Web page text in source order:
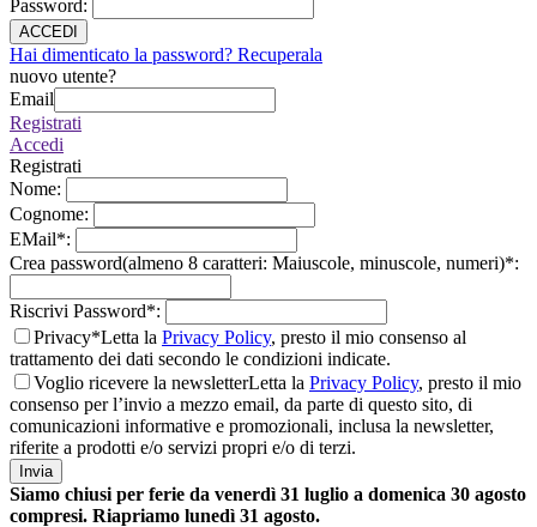
Password:
ACCEDI
Hai dimenticato la password? Recuperala
nuovo utente?
Email
Registrati
Accedi
Registrati
Nome:
Cognome:
EMail*:
Crea password(almeno 8 caratteri: Maiuscole, minuscole, numeri)*:
Riscrivi Password*:
Privacy*Letta la Privacy Policy, presto il mio consenso al
trattamento dei dati secondo le condizioni indicate.
Voglio ricevere la newsletterLetta la Privacy Policy, presto il mio
consenso per l’invio a mezzo email, da parte di questo sito, di
comunicazioni informative e promozionali, inclusa la newsletter,
riferite a prodotti e/o servizi propri e/o di terzi.
Invia
Siamo chiusi per ferie da venerdì 31 luglio a domenica 30 agosto
compresi. Riapriamo lunedì 31 agosto.